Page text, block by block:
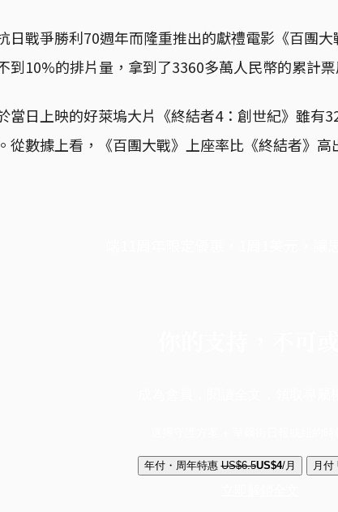
日戰爭勝利70週年而隆重推出的獻禮電影《百團
到10%的排片量，拿到了3360多萬人民幣的累計票
當日上映的好萊塢大片《終結者4：創世紀》雖有
從數據上看，《百團大戰》上座率比《終結者》高
年付・周年特惠 US$6.5US$4/月 月付